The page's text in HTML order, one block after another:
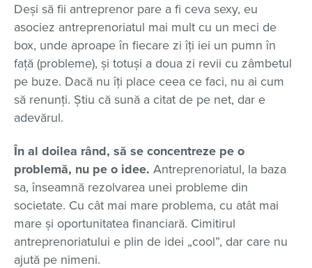
Deși să fii antreprenor pare a fi ceva sexy, eu
asociez antreprenoriatul mai mult cu un meci de
box, unde aproape în fiecare zi îți iei un pumn în
față (probleme), și totuși a doua zi revii cu zâmbetul
pe buze. Dacă nu îți place ceea ce faci, nu ai cum
să renunți. Știu că sună a citat de pe net, dar e
adevărul.
În al doilea rând, să se concentreze pe o
problemă, nu pe o idee. Antreprenoriatul, la baza
sa, înseamnă rezolvarea unei probleme din
societate. Cu cât mai mare problema, cu atât mai
mare și oportunitatea financiară. Cimitirul
antreprenoriatului e plin de idei „cool”, dar care nu
ajută pe nimeni.